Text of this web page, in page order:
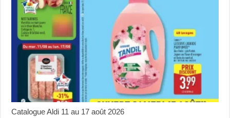
Catalogue Aldi 11 au 17 août 2026